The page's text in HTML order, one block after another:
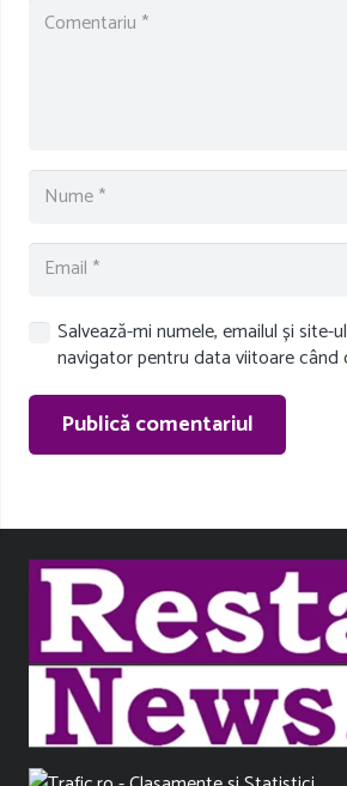
Salvează-mi numele, emailul și site-
navigator pentru data viitoare când
Publică comentariul